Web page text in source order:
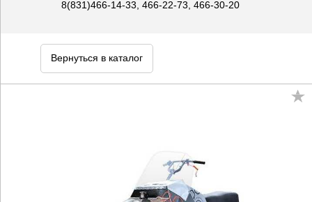
8(831)466-14-33, 466-22-73, 466-30-20
Вернуться в каталог